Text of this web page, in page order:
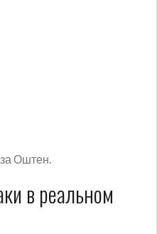
Оштен.
в реальном